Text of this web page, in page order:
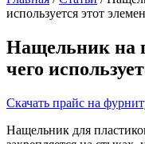
используется этот
Нащельник на
чего
Скачать прайс на
Нащельник для